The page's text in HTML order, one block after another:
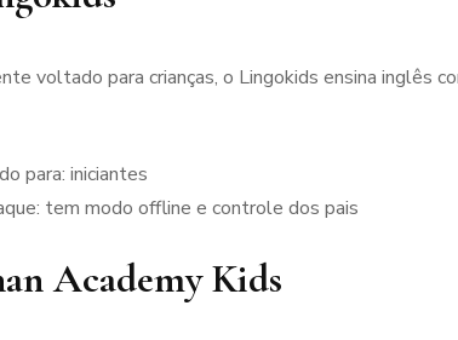
voltado para crianças, o Lingokids ensina inglês
para: iniciantes
tem modo offline e controle dos pais
Academy Kids